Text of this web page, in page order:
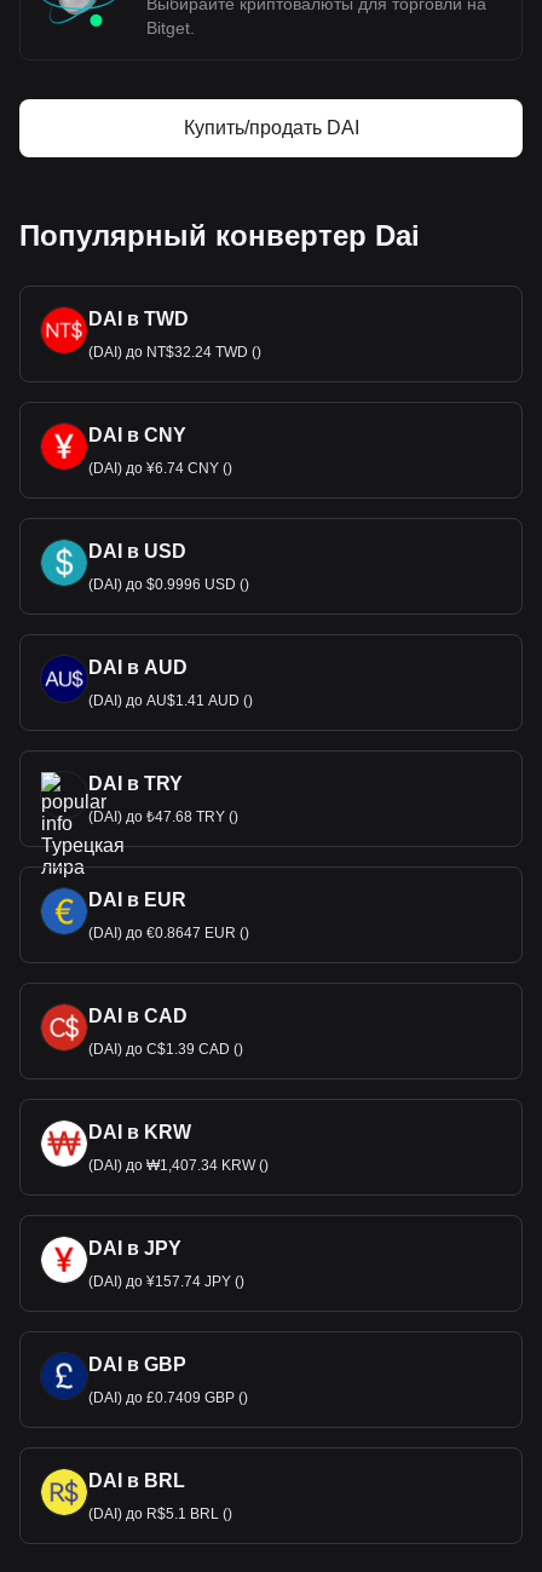
Bitget.
Купить/продать DAI
Популярный конвертер Dai
DAI в TWD
(DAI) до NT$32.24 TWD ()
DAI в CNY
(DAI) до ¥6.74 CNY ()
DAI в USD
(DAI) до $0.9996 USD ()
DAI в AUD
(DAI) до AU$1.41 AUD ()
DAI в TRY
(DAI) до ₺47.68 TRY ()
DAI в EUR
(DAI) до €0.8647 EUR ()
DAI в CAD
(DAI) до C$1.39 CAD ()
DAI в KRW
(DAI) до ₩1,407.34 KRW ()
DAI в JPY
(DAI) до ¥157.74 JPY ()
DAI в GBP
(DAI) до £0.7409 GBP ()
DAI в BRL
(DAI) до R$5.1 BRL ()